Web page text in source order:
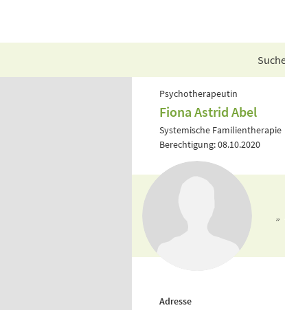
Psychotherapeutin
Fiona Astrid Abel
Systemische Familientherapie
Berechtigung: 08.10.2020
„
Adresse